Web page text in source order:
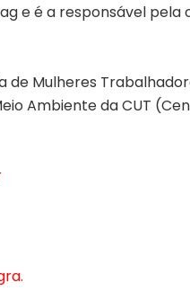
e é a responsável pela
de Mulheres
Ambiente da CUT